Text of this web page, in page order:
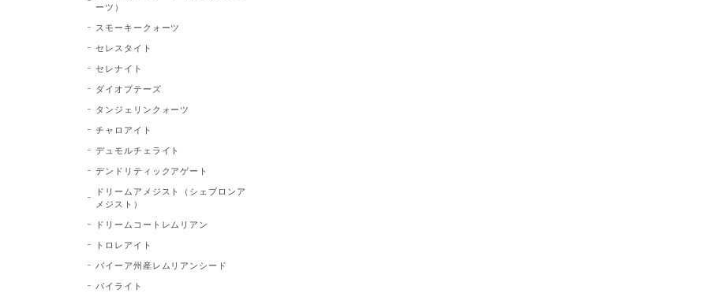
ーツ）
スモーキークォーツ
セレスタイト
セレナイト
ダイオプテーズ
タンジェリンクォーツ
チャロアイト
デュモルチェライト
デンドリティックアゲート
ドリームアメジスト（シェブロンア
メジスト）
ドリームコートレムリアン
トロレアイト
バイーア州産レムリアンシード
パイライト